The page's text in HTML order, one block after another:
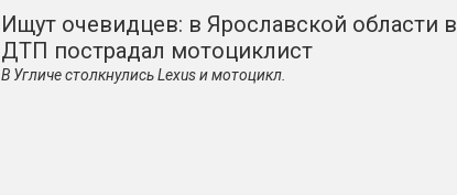
Ищут очевидцев: в Ярославской области в
ДТП пострадал мотоциклист
В Угличе столкнулись Lexus и мотоцикл.